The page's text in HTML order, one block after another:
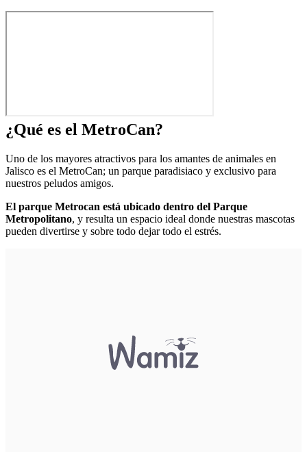
¿Qué es el MetroCan?
Uno de los mayores atractivos para los amantes de animales en
Jalisco es el MetroCan; un parque paradisiaco y exclusivo para
nuestros peludos amigos.
El parque Metrocan está ubicado dentro del Parque
Metropolitano, y resulta un espacio ideal donde nuestras mascotas
pueden divertirse y sobre todo dejar todo el estrés.